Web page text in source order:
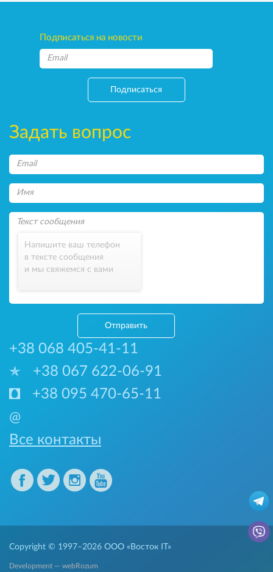
Подписаться на новости
Подписаться
Задать вопрос
Напишите ваш телефон
в тексте сообщения
и мы свяжемся с вами
Отправить
+38 068 405-41-11
+38 067 622-06-91
+38 095 470-65-11
@
Все контакты
Copyright © 1997–2026 ООО «Восток IT»
Development — webRozum